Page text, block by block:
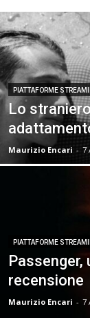
PIATTAFORME
Lo
Maurizio Encari - 7
PIATTAFORME
Passenger,
recensione
Maurizio Encari - 7